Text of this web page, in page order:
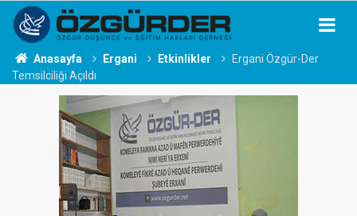
Anasayfa Ergani Etkinlikler
Ergani Özgür-Der
Temsilciliği Açıldı